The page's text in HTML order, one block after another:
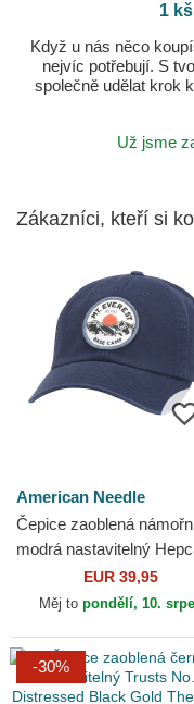
1
Když u nás něco
nejvíc potřebují. S
společně udělat krok
Už jsme
Zákazníci, kteří si
American Needle
Čepice zaoblená
modrá nastavitelný
American Needle
EUR 39,95
Měj to pondělí, 10.
-30%